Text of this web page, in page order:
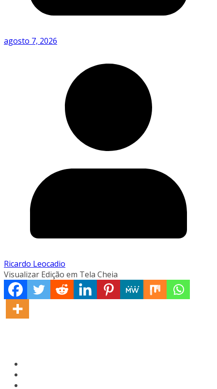
agosto 7, 2026
Ricardo Leocadio
Visualizar Edição em Tela Cheia